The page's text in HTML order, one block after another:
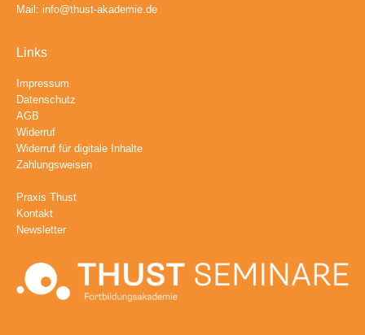
Mail: info@thust-akademie.de
Links
Impressum
Datenschutz
AGB
Widerruf
Widerruf für digitale Inhalte
Zahlungsweisen
Praxis Thust
Kontakt
Newsletter